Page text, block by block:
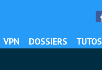
VPN DOSSIERS TUTOS